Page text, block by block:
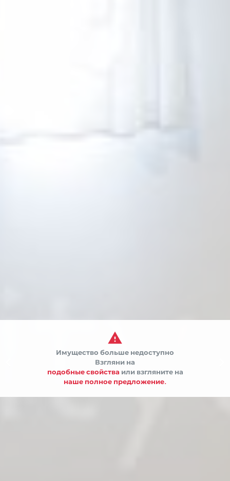

Имущество больше недоступно
Взгляни на
подобные свойства или взгляните на
наше полное предложение.